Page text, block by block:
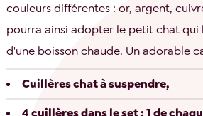
couleurs différentes : or, argent,
pourra ainsi adopter le petit chat
d'une boisson chaude. Un adorable
Cuillères chat à suspendre,